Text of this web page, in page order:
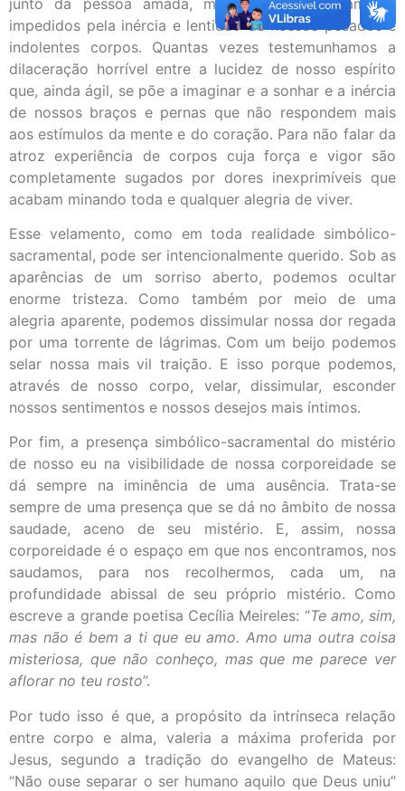
impedidos pela inércia e lentidão de nossos pesados e
indolentes corpos. Quantas vezes testemunhamos a
dilaceração horrível entre a lucidez de nosso espírito
que, ainda ágil, se põe a imaginar e a sonhar e a inércia
de nossos braços e pernas que não respondem mais
aos estímulos da mente e do coração. Para não falar da
atroz experiência de corpos cuja força e vigor são
completamente sugados por dores inexprimíveis que
acabam minando toda e qualquer alegria de viver.
Esse velamento, como em toda realidade simbólico-
sacramental, pode ser intencionalmente querido. Sob as
aparências de um sorriso aberto, podemos ocultar
enorme tristeza. Como também por meio de uma
alegria aparente, podemos dissimular nossa dor regada
por uma torrente de lágrimas. Com um beijo podemos
selar nossa mais vil traição. E isso porque podemos,
através de nosso corpo, velar, dissimular, esconder
nossos sentimentos e nossos desejos mais íntimos.
Por fim, a presença simbólico-sacramental do mistério
de nosso eu na visibilidade de nossa corporeidade se
dá sempre na iminência de uma ausência. Trata-se
sempre de uma presença que se dá no âmbito de nossa
saudade, aceno de seu mistério. E, assim, nossa
corporeidade é o espaço em que nos encontramos, nos
saudamos, para nos recolhermos, cada um, na
profundidade abissal de seu próprio mistério. Como
escreve a grande poetisa Cecília Meireles: “Te amo, sim,
mas não é bem a ti que eu amo. Amo uma outra coisa
misteriosa, que não conheço, mas que me parece ver
aflorar no teu rosto”.
Por tudo isso é que, a propósito da intrínseca relação
entre corpo e alma, valeria a máxima proferida por
Jesus, segundo a tradição do evangelho de Mateus:
“Não ouse separar o ser humano aquilo que Deus uniu”